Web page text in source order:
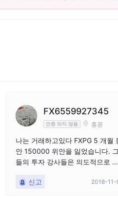
FX6559927345
인증 되지 않음 홍콩
나는 거래하고있다 FXPG 5 개월
안 150000 위안을 잃었습니다. 그
들의 투자 강사들은 의도적으로 잘
은 청산되었다.
신고 2018-